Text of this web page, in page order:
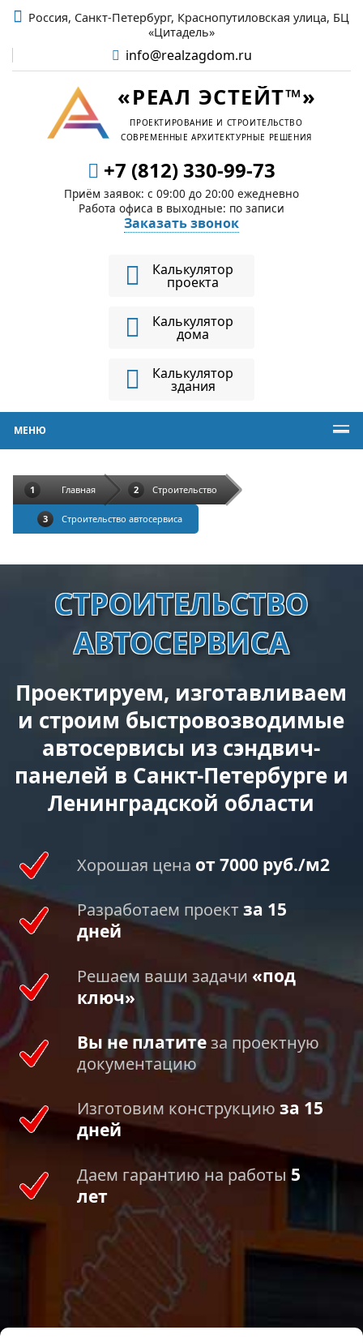
Россия, Санкт-Петербург, Краснопутиловская улица, БЦ
«Цитадель»
info@realzagdom.ru
«РЕАЛ ЭСТЕЙТ™»
ПРОЕКТИРОВАНИЕ И СТРОИТЕЛЬСТВО
СОВРЕМЕННЫЕ АРХИТЕКТУРНЫЕ РЕШЕНИЯ
+7 (812) 330-99-73
Приём заявок: c 09:00 до 20:00 ежедневно
Работа офиса в выходные: по записи
Заказать звонок
Калькулятор
проекта
Калькулятор
дома
Калькулятор
здания
МЕНЮ
Главная Строительство
Строительство автосервиса
СТРОИТЕЛЬСТВО
АВТОСЕРВИСА
Проектируем, изготавливаем
и строим быстровозводимые
автосервисы из сэндвич-
панелей в Санкт-Петербурге и
Ленинградской области
Хорошая цена от 7000 руб./м2
Разработаем проект за 15
дней
Решаем ваши задачи «под
ключ»
Вы не платитеза проектную
документацию
Изготовим конструкцию за 15
дней
Даем гарантию на работы 5
лет